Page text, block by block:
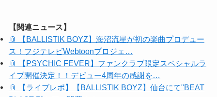
【関連ニュース】
📎 【BALLISTIK BOYZ】海沼流星が初の楽曲プロデュー
ス！フジテレビWebtoonプロジェ…
📎 【PSYCHIC FEVER】ファンクラブ限定スペシャルラ
イブ開催決定！！デビュー4周年の感謝を…
📎 【ライブレポ】【BALLISTIK BOYZ】仙台にて"BEAT